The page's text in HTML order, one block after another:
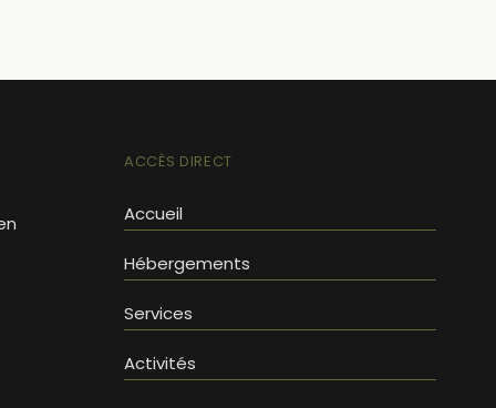
ACCÈS DIRECT
Accueil
Hébergements
Services
Activités